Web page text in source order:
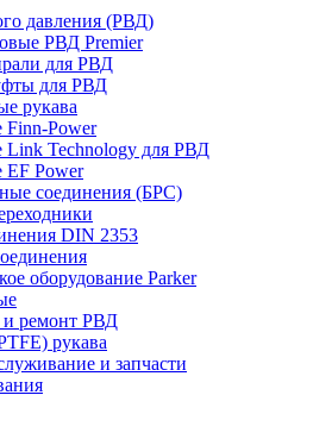
давления (РВД)
РВД Premier
для РВД
для РВД
рукава
Finn-Power
Link Technology для РВД
EF Power
соединения (БРС)
DIN 2353
оборудование Parker
и ремонт РВД
рукава
и запчасти